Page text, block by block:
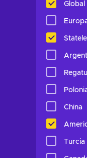
Global
China
Turcia